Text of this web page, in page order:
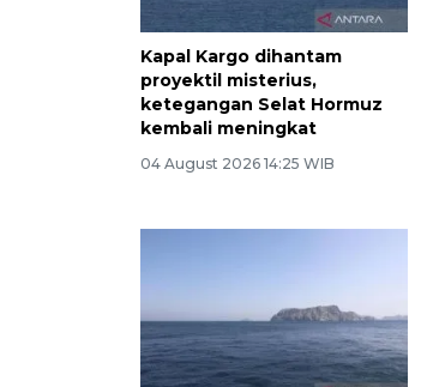
Kapal Kargo dihantam
proyektil misterius,
ketegangan Selat Hormuz
kembali meningkat
04 August 2026 14:25 WIB